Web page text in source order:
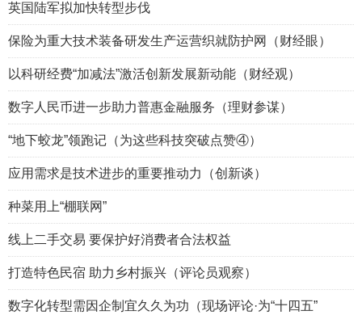
英国陆军拟加快转型步伐
保险为重大技术装备研发生产运营织就防护网（财经眼）
以科研经费“加减法”激活创新发展新动能（财经观）
数字人民币进一步助力普惠金融服务（理财参谋）
“地下蛟龙”领跑记（为这些科技突破点赞④）
应用需求是技术进步的重要推动力（创新谈）
种菜用上“棚联网”
线上二手交易 要保护好消费者合法权益
打造特色民宿 助力乡村振兴（评论员观察）
数字化转型需因企制宜久久为功（现场评论·为“十四五”